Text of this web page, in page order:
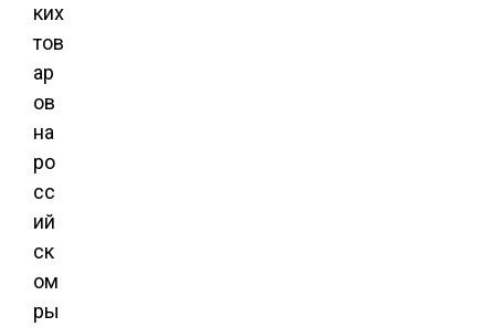
ких
тов
ар
ов
на
ро
сс
ий
ск
ом
ры